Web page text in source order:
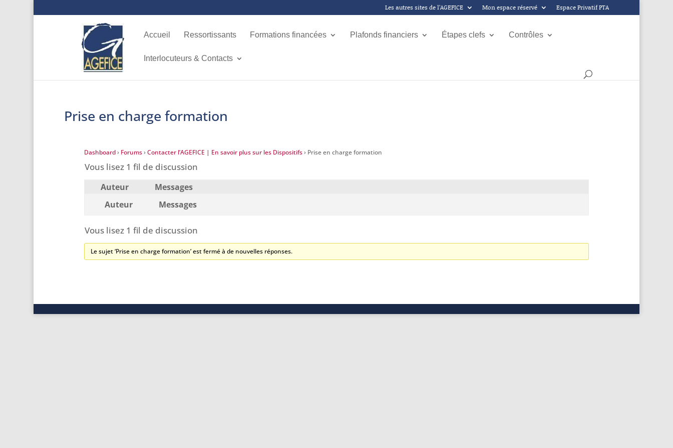
Les autres sites de l’AGEFICE Mon espace réservé Espace Privatif PTA
Accueil Ressortissants Formations financées Plafonds financiers Étapes clefs Contrôles
Interlocuteurs & Contacts
Prise en charge formation
Dashboard› Forums›Contacter l’AGEFICE | En savoir plus sur les Dispositifs› Prise en charge formation
Vous lisez 1 fil de discussion
Auteur
Messages
Auteur
Messages
Vous lisez 1 fil de discussion
Le sujet ‘Prise en charge formation’ est fermé à de nouvelles réponses.